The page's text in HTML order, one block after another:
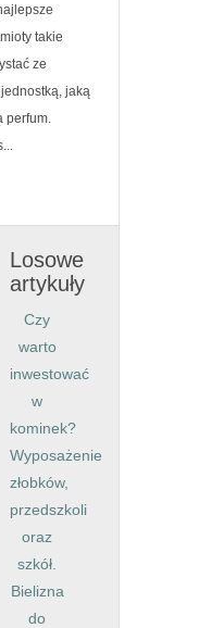
takie
ze
jaką
perfum.
Losowe
artykuły
Czy
warto
inwestować
w
kominek?
Wyposażenie
złobków,
przedszkoli
oraz
szkół.
Bielizna
do